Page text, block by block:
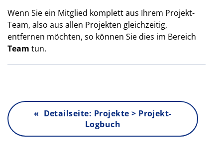
Wenn Sie ein Mitglied komplett aus Ihrem Projekt-
Team, also aus allen Projekten gleichzeitig,
entfernen möchten, so können Sie dies im Bereich
Team tun.
« Detailseite: Projekte > Projekt-
Logbuch